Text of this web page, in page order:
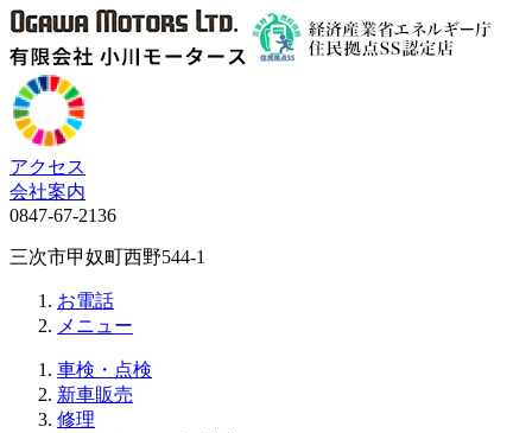
アクセス
会社案内
0847-67-2136
三次市甲奴町西野544-1
お電話
メニュー
車検・点検
新車販売
修理